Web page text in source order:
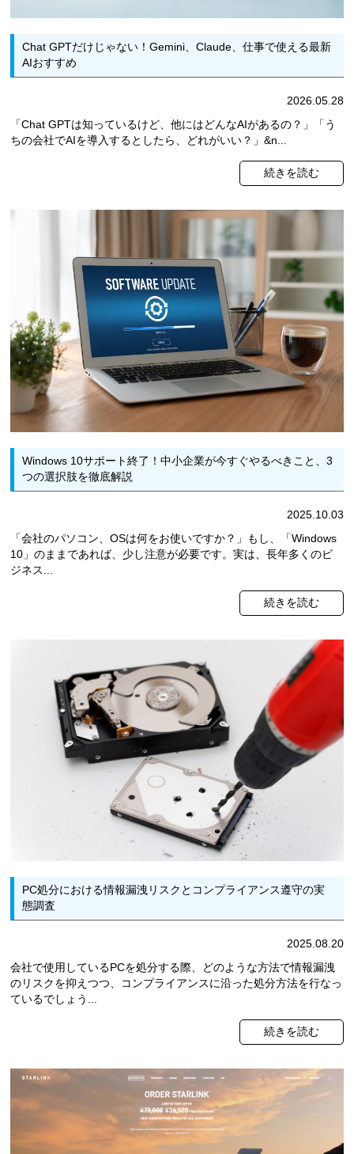
Chat GPTだけじゃない！Gemini、Claude、仕事で使える最新
AIおすすめ
2026.05.28
「Chat GPTは知っているけど、他にはどんなAIがあるの？」「う
ちの会社でAIを導入するとしたら、どれがいい？」&n...
続きを読む
Windows 10サポート終了！中小企業が今すぐやるべきこと、3
つの選択肢を徹底解説
2025.10.03
「会社のパソコン、OSは何をお使いですか？」もし、「Windows
10」のままであれば、少し注意が必要です。実は、長年多くのビ
ジネス...
続きを読む
PC処分における情報漏洩リスクとコンプライアンス遵守の実
態調査
2025.08.20
会社で使用しているPCを処分する際、どのような方法で情報漏洩
のリスクを抑えつつ、コンプライアンスに沿った処分方法を行なっ
ているでしょう...
続きを読む